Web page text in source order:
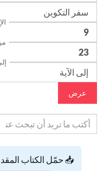
عرض
📥 حمّل الكتاب